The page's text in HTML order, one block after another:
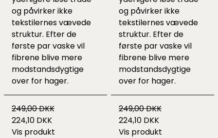
og påvirker ikke
tekstilernes vævede
struktur. Efter de
første par vaske vil
fibrene blive mere
modstandsdygtige
over for hager.
249,00 DKK
224,10 DKK
Vis produkt
og påvirker ikke
tekstilernes vævede
struktur. Efter de
første par vaske vil
fibrene blive mere
modstandsdygtige
over for hager.
249,00 DKK
224,10 DKK
Vis produkt